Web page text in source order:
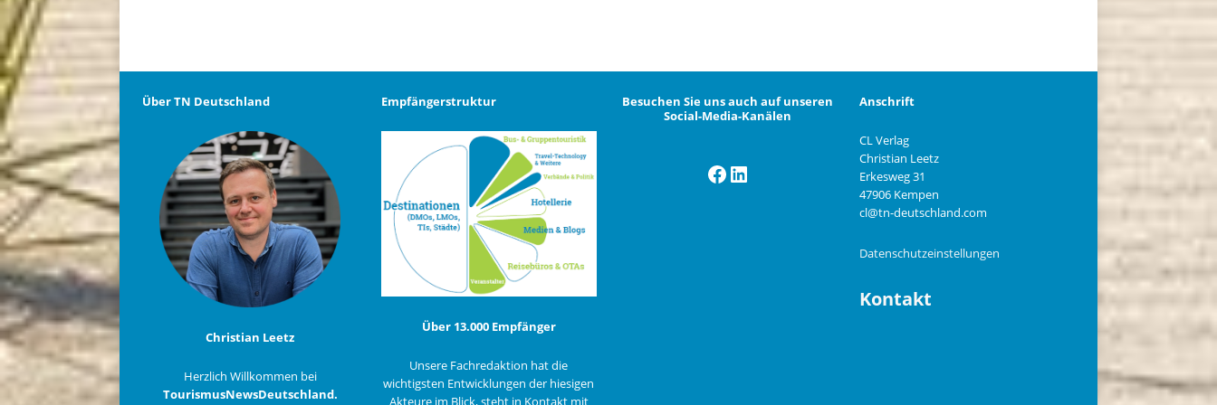
Über TN Deutschland
Christian Leetz
Herzlich Willkommen bei
TourismusNewsDeutschland.
Empfängerstruktur
Über 13.000 Empfänger
Unsere Fachredaktion hat die
wichtigsten Entwicklungen der hiesigen
Akteure im Blick, steht in Kontakt mit
Besuchen Sie uns auch auf unseren
Social-Media-Kanälen
Facebook
LinkedIn
Anschrift
CL Verlag
Christian Leetz
Erkesweg 31
47906 Kempen
cl@tn-deutschland.com
Datenschutzeinstellungen
Kontakt